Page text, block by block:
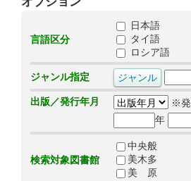
言語区分
日本語
タイ語
ロシア語
ジャンル指定
出版／発行年月
※発
年
検索対象図書館
中央般
美木多
美 原